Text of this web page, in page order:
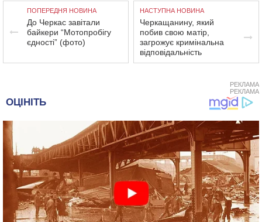
ПОПЕРЕДНЯ НОВИНА
До Черкас завітали
байкери “Мотопробігу
єдності” (фото)
НАСТУПНА НОВИНА
Черкащанину, який
побив свою матір,
загрожує кримінальна
відповідальність
РЕКЛАМА
РЕКЛАМА